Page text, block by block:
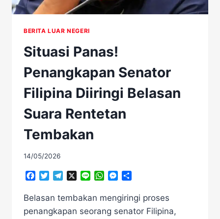
BERITA LUAR NEGERI
Situasi Panas!
Penangkapan Senator
Filipina Diiringi Belasan
Suara Rentetan
Tembakan
14/05/2026
Facebook
TwitterTelegramLine WhatsAppMessenger
Belasan tembakan mengiringi proses
penangkapan seorang senator Filipina,